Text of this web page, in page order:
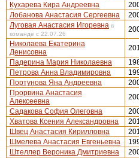
Кухарева Кира Андреевна
Лобанова Анастасия Сергеевна
Луговая Анастасия Игоревна в
команде с 22.07.26
Николаева Екатерина
Денисовна
Падерина Мария Николаевна
Петрова Анна Владимировна
Портунова Яна Андреевна
Прорвина Анастасия
Алексеевна
Садакова София Олеговна
Хватова Ксения Александровна
Швец Анастасия Кирилловна
Шмелева Анастасия Евгеньевна
Штеллер Вероника Дмитриевна